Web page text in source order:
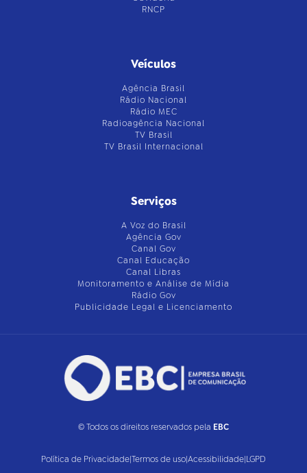
RNCP
Veículos
Agência Brasil
Rádio Nacional
Rádio MEC
Radioagência Nacional
TV Brasil
TV Brasil Internacional
Serviços
A Voz do Brasil
Agência Gov
Canal Gov
Canal Educação
Canal Libras
Monitoramento e Análise de Mídia
Rádio Gov
Publicidade Legal e Licenciamento
© Todos os direitos reservados pela EBC
Política de Privacidade|Termos de uso|Acessibilidade|LGPD